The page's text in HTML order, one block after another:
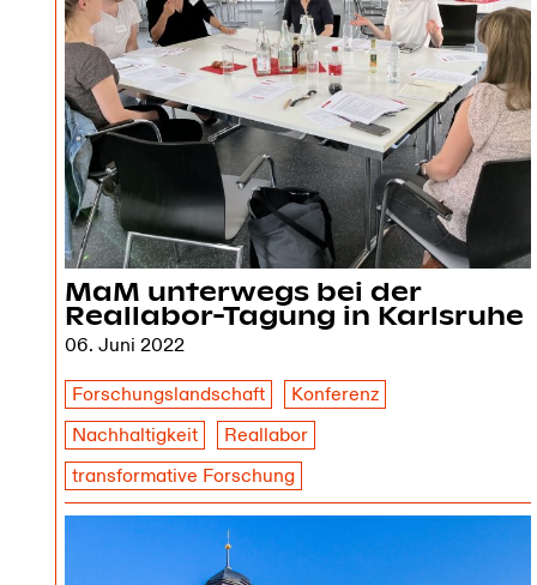
MaM unterwegs bei der
Reallabor-Tagung in Karlsruhe
06. Juni 2022
Forschungslandschaft
Konferenz
Nachhaltigkeit
Reallabor
transformative Forschung